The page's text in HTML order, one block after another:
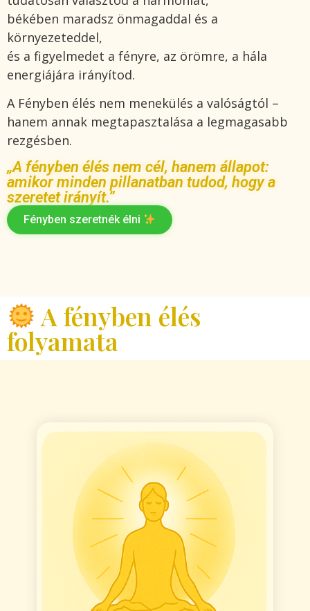
békében maradsz önmagaddal és a
környezeteddel,
és a figyelmedet a fényre, az örömre, a hála
energiájára irányítod.
A Fényben élés nem menekülés a valóságtól –
hanem annak megtapasztalása a legmagasabb
rezgésben.
„A fényben élés nem cél, hanem állapot:
amikor minden pillanatban tudod, hogy a
szeretet irányít.”
Fényben szeretnék élni
A fényben élés
folyamata